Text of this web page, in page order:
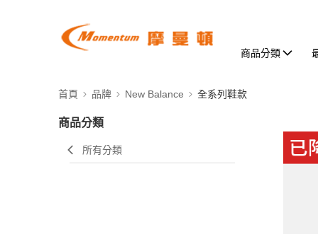
商品分類
首頁 品牌 New Balance 全系列鞋款
商品分類
所有分類